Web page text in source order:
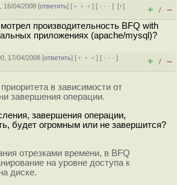
16/04/2008 [ответить] [ ﹢﹢﹢] [ · · ·][↑]
+ / –
производительность BFQ with
приложениях (apache/mysql)?
17/04/2008 [ответить] [ ﹢﹢﹢] [ · · ·]
+ / –
в зависимости от
завершения операции.
завершения операции,
будет огромным или не завершится?
отрезками времени, в BFQ
на уровне доступа к
диске.